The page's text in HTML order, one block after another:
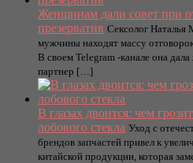
Женщинам дали совет при
презерватив Сексолог Наталья
мужчины находят массу
В своем Telegram -канале она
партнер […]
В глазах двоится: чем
лобового стекла Уход с
брендов запчастей привел к
китайской продукции, которая